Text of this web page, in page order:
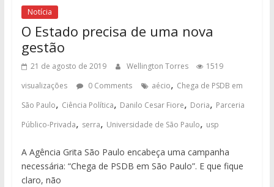
Notícia
O Estado precisa de uma nova
gestão
21 de agosto de 2019 Wellington Torres
1519
visualizações
0 Comments aécio, Chega de PSDB em
São Paulo, Ciência Política, Danilo Cesar Fiore, Doria, Parceria
Público-Privada, serra, Universidade de São Paulo, usp
A Agência Grita São Paulo encabeça uma campanha
necessária: “Chega de PSDB em São Paulo”. E que fique
claro, não